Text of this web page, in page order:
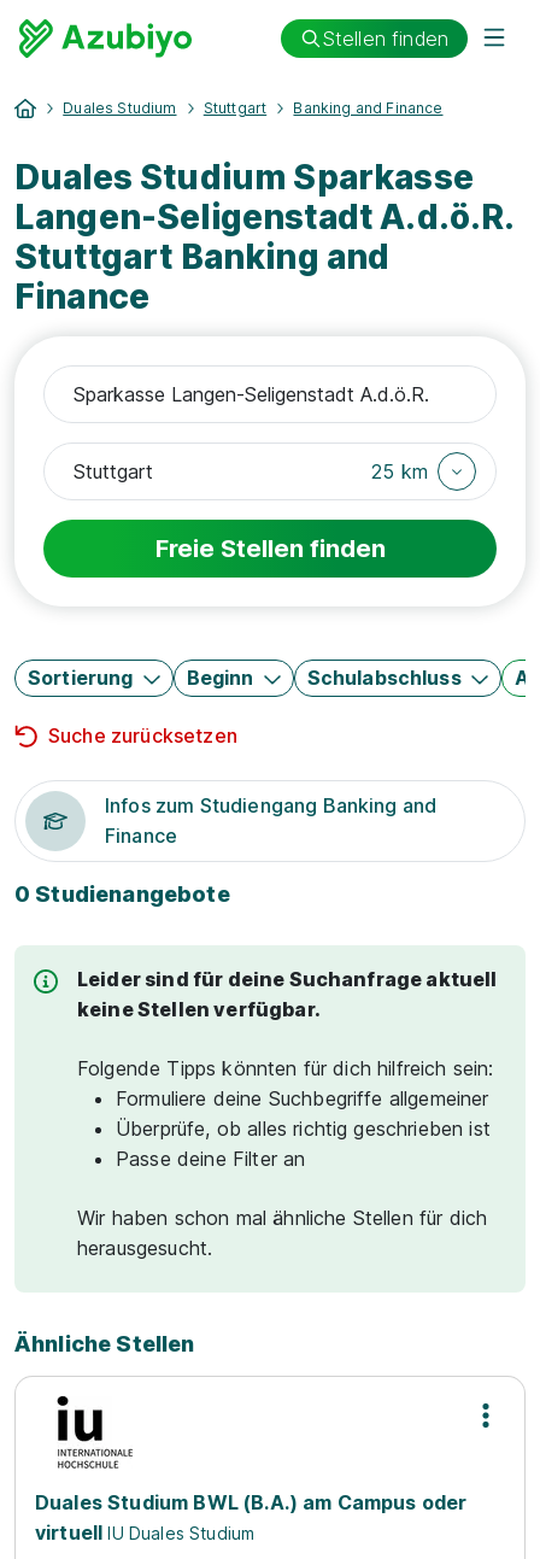
Stellen finden
Duales Studium Stuttgart Banking and Finance
Duales Studium Sparkasse
Langen-Seligenstadt A.d.ö.R.
Stuttgart Banking and
Finance
25 km
Freie Stellen finden
Sortierung Beginn Schulabschluss
Suche zurücksetzen
Infos zum Studiengang Banking and
Finance
0 Studienangebote
Leider sind für deine Suchanfrage aktuell
keine Stellen verfügbar.
Folgende Tipps könnten für dich hilfreich sein:
Formuliere deine Suchbegriffe allgemeiner
Überprüfe, ob alles richtig geschrieben ist
Passe deine Filter an
Wir haben schon mal ähnliche Stellen für dich
herausgesucht.
Ähnliche Stellen
Duales Studium BWL (B.A.) am Campus oder
virtuell IU Duales Studium